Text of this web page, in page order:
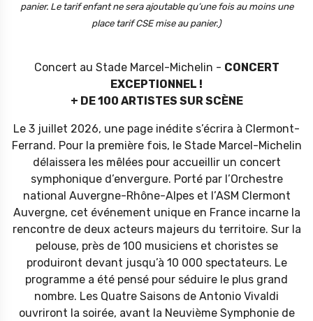
panier. Le tarif enfant ne sera ajoutable qu’une fois au moins une
place tarif CSE mise au panier.)
Concert au Stade Marcel-Michelin - CONCERT
EXCEPTIONNEL !
+ DE 100 ARTISTES SUR SCÈNE
Le 3 juillet 2026, une page inédite s’écrira à Clermont-
Ferrand. Pour la première fois, le Stade Marcel-Michelin
délaissera les mêlées pour accueillir un concert
symphonique d’envergure. Porté par l’Orchestre
national Auvergne-Rhône-Alpes et l’ASM Clermont
Auvergne, cet événement unique en France incarne la
rencontre de deux acteurs majeurs du territoire. Sur la
pelouse, près de 100 musiciens et choristes se
produiront devant jusqu’à 10 000 spectateurs. Le
programme a été pensé pour séduire le plus grand
nombre. Les Quatre Saisons de Antonio Vivaldi
ouvriront la soirée, avant la Neuvième Symphonie de